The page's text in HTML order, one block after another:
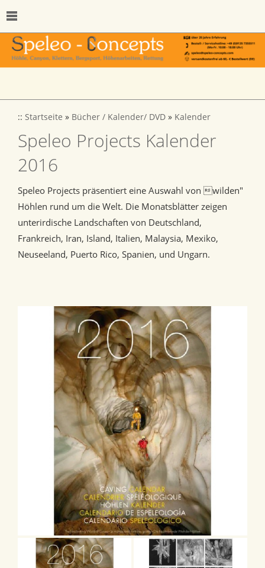
:: Startseite » Bücher / Kalender/ DVD » Kalender
Speleo Projects Kalender
2016
Speleo Projects präsentiert eine Auswahl von wilden"
Höhlen rund um die Welt. Die Monatsblätter zeigen
unterirdische Landschaften von Deutschland,
Frankreich, Iran, Island, Italien, Malaysia, Mexiko,
Neuseeland, Puerto Rico, Spanien, und Ungarn.